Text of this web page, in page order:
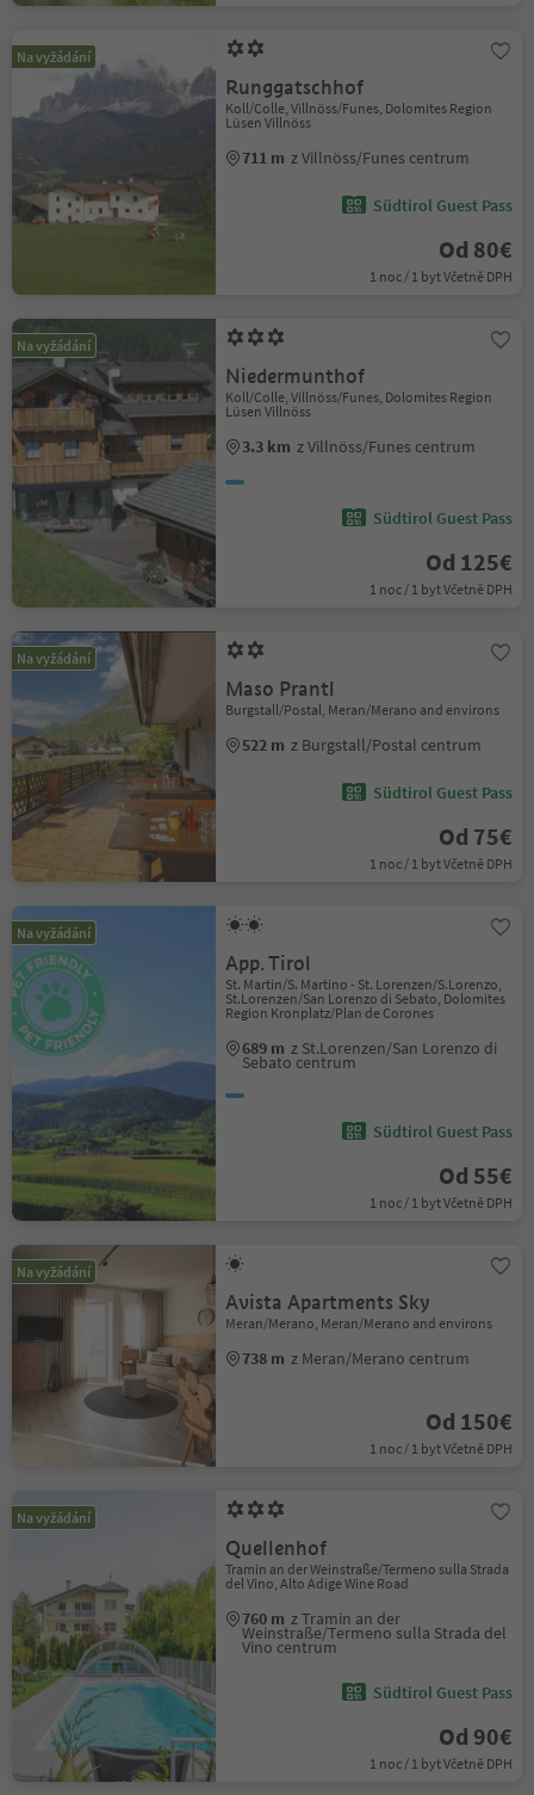
Na vyžádání
Runggatschhof
Koll/Colle, Villnöss/Funes, Dolomites Region
Lüsen Villnöss
711 m z Villnöss/Funes centrum
Südtirol Guest Pass
Od 80€
1 noc / 1 byt Včetně DPH
Na vyžádání
Niedermunthof
Koll/Colle, Villnöss/Funes, Dolomites Region
Lüsen Villnöss
3.3 km z Villnöss/Funes centrum
Südtirol Guest Pass
Od 125€
1 noc / 1 byt Včetně DPH
Na vyžádání
Maso Prantl
Burgstall/Postal, Meran/Merano and environs
522 m z Burgstall/Postal centrum
Südtirol Guest Pass
Od 75€
1 noc / 1 byt Včetně DPH
Na vyžádání
App. Tirol
St. Martin/S. Martino - St. Lorenzen/S.Lorenzo,
St.Lorenzen/San Lorenzo di Sebato, Dolomites
Region Kronplatz/Plan de Corones
689 m z St.Lorenzen/San Lorenzo di
Sebato centrum
Südtirol Guest Pass
Od 55€
1 noc / 1 byt Včetně DPH
Na vyžádání
Avista Apartments Sky
Meran/Merano, Meran/Merano and environs
738 m z Meran/Merano centrum
Od 150€
1 noc / 1 byt Včetně DPH
Na vyžádání
Quellenhof
Tramin an der Weinstraße/Termeno sulla Strada
del Vino, Alto Adige Wine Road
760 m z Tramin an der
Weinstraße/Termeno sulla Strada del
Vino centrum
Südtirol Guest Pass
Od 90€
1 noc / 1 byt Včetně DPH